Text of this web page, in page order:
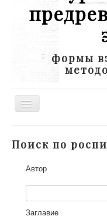
формы
Toggle
Участники
Научная работа
Поиск по
Автор
Заглавие